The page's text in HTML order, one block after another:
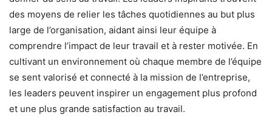
des moyens de relier les tâches quotidiennes au but plus
large de l’organisation, aidant ainsi leur équipe à
comprendre l’impact de leur travail et à rester motivée. En
cultivant un environnement où chaque membre de l’équipe
se sent valorisé et connecté à la mission de l’entreprise,
les leaders peuvent inspirer un engagement plus profond
et une plus grande satisfaction au travail.